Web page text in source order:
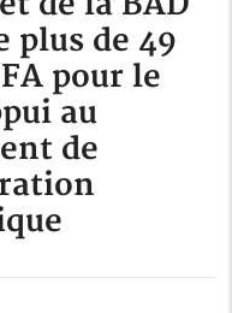
plus de 49
pour le
au
de